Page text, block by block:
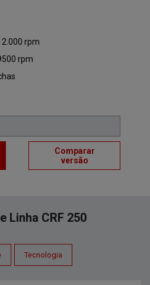
rpm
rpm
Comparar
versão
Linha CRF 250
Tecnologia